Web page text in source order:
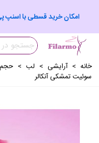
امکان خرید قسطی با اسنپ
خانه > آرايشی > لب > حجم
سوئیت تمشکی آنکالر